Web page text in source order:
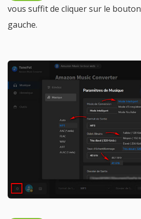
vous suffit de cliquer sur le bouton
gauche.